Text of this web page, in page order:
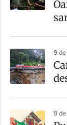
9
9